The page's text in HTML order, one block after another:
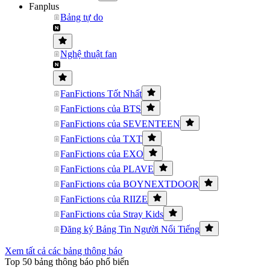
Fanplus
Bảng tự do
Nghệ thuật fan
FanFictions Tốt Nhất
FanFictions của BTS
FanFictions của SEVENTEEN
FanFictions của TXT
FanFictions của EXO
FanFictions của PLAVE
FanFictions của BOYNEXTDOOR
FanFictions của RIIZE
FanFictions của Stray Kids
Đăng ký Bảng Tin Người Nổi Tiếng
Xem tất cả các bảng thông báo
Top 50 bảng thông báo phổ biến